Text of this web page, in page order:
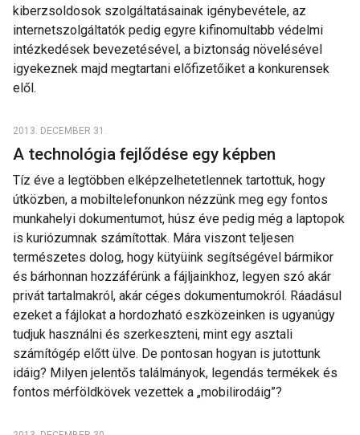
kiberzsoldosok szolgáltatásainak igénybevétele, az
internetszolgáltatók pedig egyre kifinomultabb védelmi
intézkedések bevezetésével, a biztonság növelésével
igyekeznek majd megtartani előfizetőiket a konkurensek
elől.
2013. DECEMBER 31.
A technológia fejlődése egy képben
Tíz éve a legtöbben elképzelhetetlennek tartottuk, hogy
útközben, a mobiltelefonunkon nézzünk meg egy fontos
munkahelyi dokumentumot, húsz éve pedig még a laptopok
is kuriózumnak számítottak. Mára viszont teljesen
természetes dolog, hogy kütyüink segítségével bármikor
és bárhonnan hozzáférünk a fájljainkhoz, legyen szó akár
privát tartalmakról, akár céges dokumentumokról. Ráadásul
ezeket a fájlokat a hordozható eszközeinken is ugyanúgy
tudjuk használni és szerkeszteni, mint egy asztali
számítógép előtt ülve. De pontosan hogyan is jutottunk
idáig? Milyen jelentős találmányok, legendás termékek és
fontos mérföldkövek vezettek a „mobilirodáig”?